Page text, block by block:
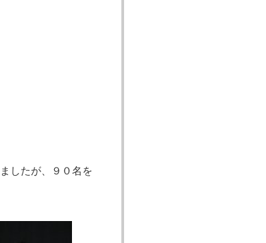
したが、９０名を